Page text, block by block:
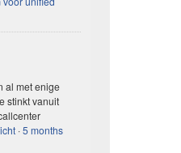
al met enige
stinkt vanuit
·5 months